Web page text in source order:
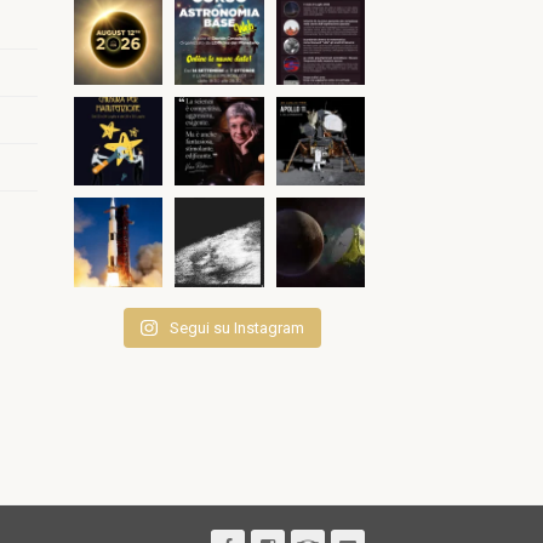
Segui su Instagram